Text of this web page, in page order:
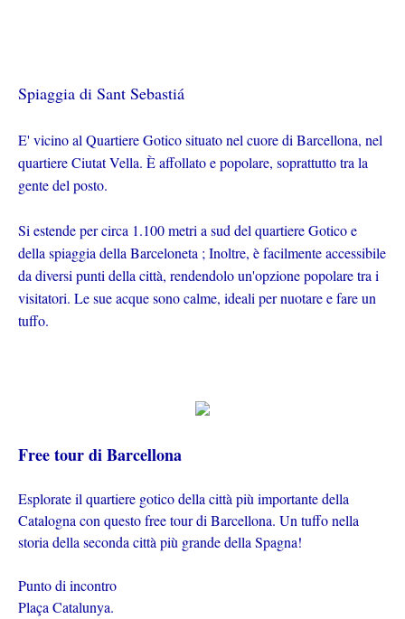
Spiaggia di Sant Sebastiá
E' vicino al Quartiere Gotico situato nel cuore di Barcellona, ​​nel
quartiere Ciutat Vella. È affollato e popolare, soprattutto tra la
gente del posto.
Si estende per circa 1.100 metri a sud del quartiere Gotico e
della spiaggia della Barceloneta ; Inoltre, è facilmente accessibile
da diversi punti della città, rendendolo un'opzione popolare tra i
visitatori. Le sue acque sono calme, ideali per nuotare e fare un
tuffo.
Free tour di Barcellona
Esplorate il quartiere gotico della città più importante della
Catalogna con questo free tour di Barcellona. Un tuffo nella
storia della seconda città più grande della Spagna!
Punto di incontro
Plaça Catalunya.